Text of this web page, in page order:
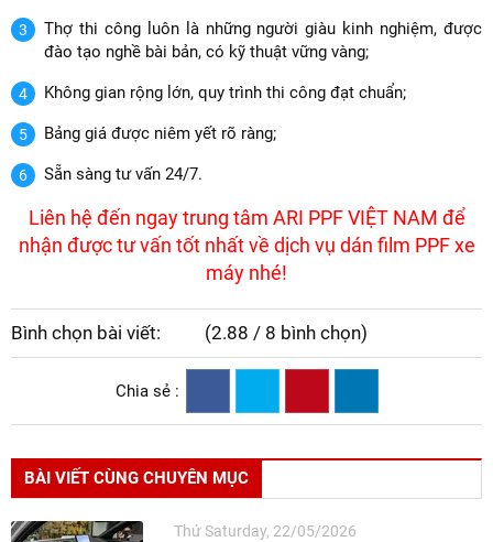
Thợ thi công luôn là những người giàu kinh nghiệm, được
đào tạo nghề bài bản, có kỹ thuật vững vàng;
Không gian rộng lớn, quy trình thi công đạt chuẩn;
Bảng giá được niêm yết rõ ràng;
Sẵn sàng tư vấn 24/7.
Liên hệ đến ngay trung tâm ARI PPF VIỆT NAM để
nhận được tư vấn tốt nhất về dịch vụ dán film PPF xe
máy nhé!
Bình chọn bài viết: (2.88 / 8 bình chọn)
Chia sẻ :
BÀI VIẾT CÙNG CHUYÊN MỤC
Thứ Saturday, 22/05/2026